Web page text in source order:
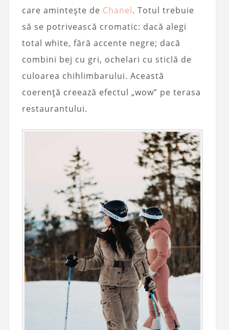
care amintește de Chanel. Totul trebuie
să se potrivească cromatic: dacă alegi
total white, fără accente negre; dacă
combini bej cu gri, ochelari cu sticlă de
culoarea chihlimbarului. Această
coerență creează efectul „wow” pe terasa
restaurantului.